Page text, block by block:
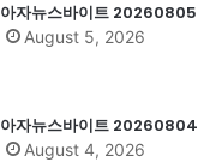
아자뉴스바이트 20260805
August 5, 2026
아자뉴스바이트 20260804
August 4, 2026